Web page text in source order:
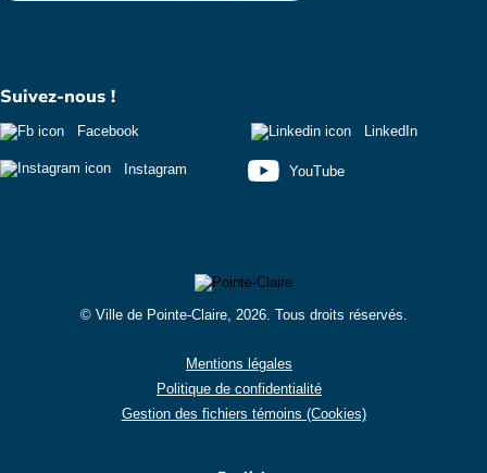
Suivez-nous !
Facebook
Instagram
LinkedIn
YouTube
© Ville de Pointe-Claire, 2026. Tous droits réservés.
Mentions légales
Politique de confidentialité
Gestion des fichiers témoins (Cookies)